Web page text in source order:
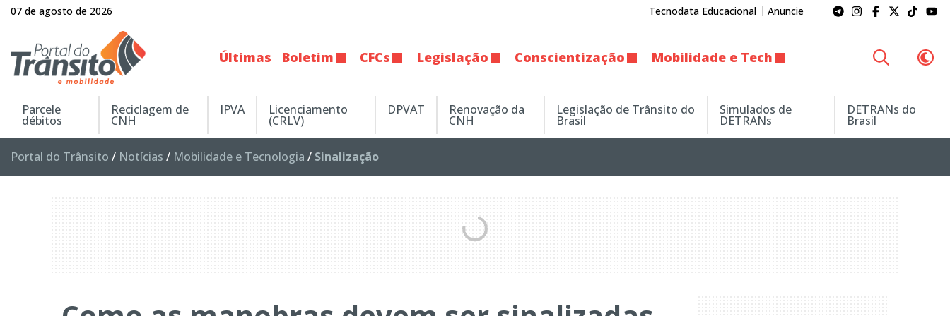
07 de agosto de 2026 Tecnodata Educacional Anuncie
Últimas Boletim CFCs Legislação Conscientização Mobilidade e Tech
Parcele
débitos
Reciclagem de
CNH
IPVA Licenciamento
(CRLV)
DPVAT Renovação da
CNH
Legislação de Trânsito do
Brasil
Simulados de
DETRANs
DETRANs do
Brasil
Portal do Trânsito / Notícias / Mobilidade e Tecnologia / Sinalização